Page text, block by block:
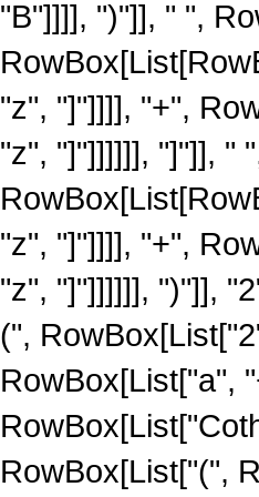
"B"]]]], ")"]], " ",
"z", "]"]]]], "+",
"z", "]"]]]]]], "]"]], "
"z", "]"]]]], "+",
"z", "]"]]]]]], ")"]],
(",
RowBox[List["a",
RowBox[List["(",